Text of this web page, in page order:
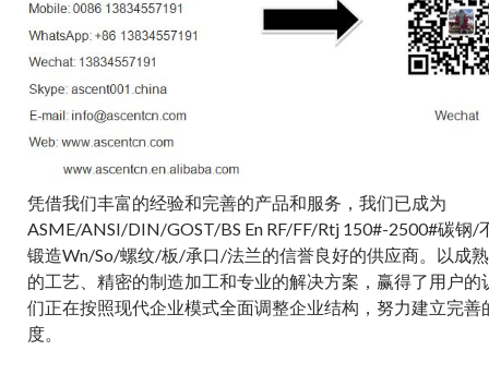
凭借我们丰富的经验和完善的产品和服务，我们已成为
ASME/ANSI/DIN/GOST/BS En RF/FF/Rtj 150#-2500#碳钢/
锻造Wn/So/螺纹/板/承口/法兰的信誉良好的供应商。以成
的工艺、精密的制造加工和专业的解决方案，赢得了用户的
们正在按照现代企业模式全面调整企业结构，努力建立完善
度。